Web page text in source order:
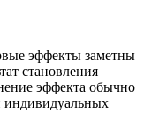
эффекты заметны
становления
эффекта обычно
индивидуальных